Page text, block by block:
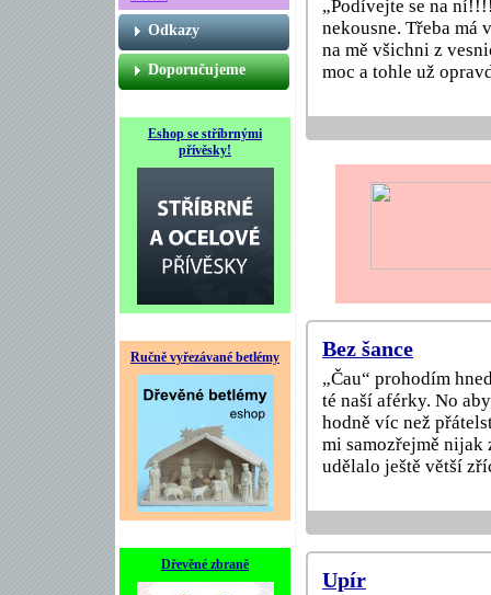
Odkazy
Doporučujeme
Eshop se stříbrnými
přívěsky!
Ručně vyřezávané betlémy
Dřevěné zbraně
„Podívejte se na
nekousne. Třeba
na mě všichni z
moc a tohle už
Bez šance
„Čau“ prohodím
té naší aférky. No
hodně víc než
mi samozřejmě nijak
udělalo ještě větší
Upír